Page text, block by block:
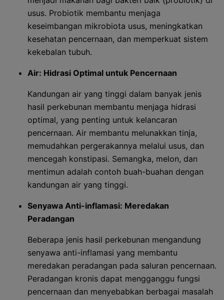
usus. Probiotik membantu menjaga
keseimbangan mikrobiota usus, meningkatkan
kesehatan pencernaan, dan memperkuat sistem
kekebalan tubuh.
Air: Hidrasi Optimal untuk Pencernaan
Kandungan air yang tinggi dalam banyak jenis
hasil perkebunan membantu menjaga hidrasi
optimal, yang penting untuk kelancaran
pencernaan. Air membantu melunakkan tinja,
memudahkan pergerakannya melalui usus, dan
mencegah konstipasi. Semangka, melon, dan
mentimun adalah contoh buah-buahan dengan
kandungan air yang tinggi.
Senyawa Anti-inflamasi: Meredakan
Peradangan
Beberapa jenis hasil perkebunan mengandung
senyawa anti-inflamasi yang membantu
meredakan peradangan pada saluran pencernaan.
Peradangan kronis dapat mengganggu fungsi
pencernaan dan menyebabkan berbagai masalah